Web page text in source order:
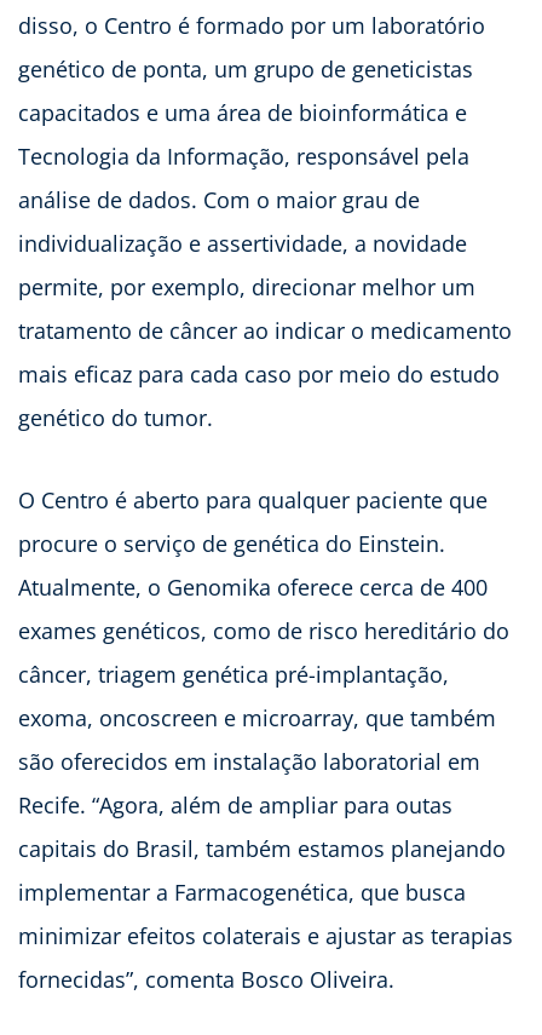
disso, o Centro é formado por um laboratório
genético de ponta, um grupo de geneticistas
capacitados e uma área de bioinformática e
Tecnologia da Informação, responsável pela
análise de dados. Com o maior grau de
individualização e assertividade, a novidade
permite, por exemplo, direcionar melhor um
tratamento de câncer ao indicar o medicamento
mais eficaz para cada caso por meio do estudo
genético do tumor.
O Centro é aberto para qualquer paciente que
procure o serviço de genética do Einstein.
Atualmente, o Genomika oferece cerca de 400
exames genéticos, como de risco hereditário do
câncer, triagem genética pré-implantação,
exoma, oncoscreen e microarray, que também
são oferecidos em instalação laboratorial em
Recife. “Agora, além de ampliar para outas
capitais do Brasil, também estamos planejando
implementar a Farmacogenética, que busca
minimizar efeitos colaterais e ajustar as terapias
fornecidas”, comenta Bosco Oliveira.